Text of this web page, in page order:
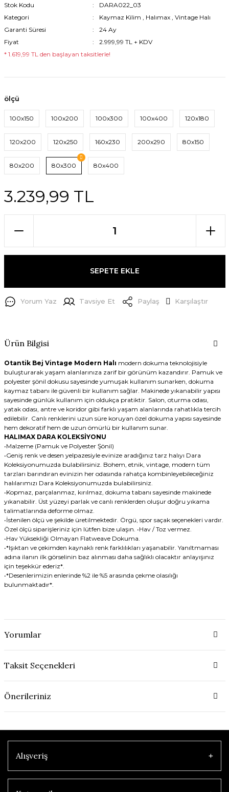
Stok Kodu
DARA022_03
Kategori
Kaymaz Kilim Halımax
Vintage Halı
Garanti Süresi
24 Ay
Fiyat
2.999,99 TL + KDV
* 1.619,99 TL den başlayan taksitlerle!
ölçü
100x150 100x200 100x300 100x400 120x180
120x200 120x250 160x230 200x290 80x150
80x200 80x300 80x400
3.239,99 TL
SEPETE EKLE
Yorum Yaz Tavsiye Et Paylaş Karşılaştır
Ürün Bilgisi
Otantik Bej Vintage Modern Halı modern dokuma teknolojisiyle
buluşturarak yaşam alanlarınıza zarif bir görünüm kazandırır. Pamuk ve
polyester şönil dokusu sayesinde yumuşak kullanım sunarken, dokuma
kaymaz tabanı ile güvenli bir kullanım sağlar. Makinede yıkanabilir yapısı
sayesinde günlük kullanım için oldukça pratiktir. Salon, oturma odası,
yatak odası, antre ve koridor gibi farklı yaşam alanlarında rahatlıkla tercih
edilebilir. Canlı renklerini uzun süre koruyan özel dokuma yapısı sayesinde
hem dekoratif hem de uzun ömürlü bir kullanım sunar.
HALIMAX DARA KOLEKSİYONU
•Malzeme (Pamuk ve Polyester Şönil)
•Geniş renk ve desen yelpazesiyle evinize aradığınız tarz halıyı Dara
Koleksiyonumuzda bulabilirsiniz. Bohem, etnik, vintage, modern tüm
tarzları barındıran evinizin her odasında rahatça kombinleyebileceğiniz
halılarımızı Dara Koleksiyonumuzda bulabilirsiniz.
•Kopmaz, parçalanmaz, kırılmaz, dokuma tabanı sayesinde makinede
yıkanabilir. Üst yüzeyi parlak ve canlı renklerden oluşur doğru yıkama
talimatlarında deforme olmaz.
•İstenilen ölçü ve şekilde üretilmektedir. Örgü, spor saçak seçenekleri vardır.
Özel ölçü siparişleriniz için lütfen bize ulaşın. •Hav / Toz vermez.
•Hav Yüksekliği Olmayan Flatweave Dokuma.
•*Işıktan ve çekimden kaynaklı renk farklılıkları yaşanabilir. Yanıltmaması
adına ilanın ilk görselinin baz alınması daha sağlıklı olacaktır anlayışınız
için teşekkür ederiz*.
•*Desenlerimizin enlerinde %2 ile %5 arasında çekme olasılığı
bulunmaktadır*.
Yorumlar
Taksit Seçenekleri
Önerileriniz
Alışveriş